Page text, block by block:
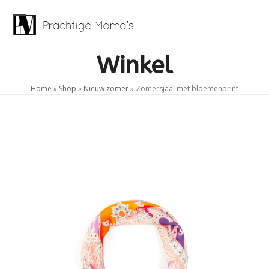
contentOpen
Close
Winkel
Home » Shop » Nieuw zomer» Zomersjaal met bloemenprint